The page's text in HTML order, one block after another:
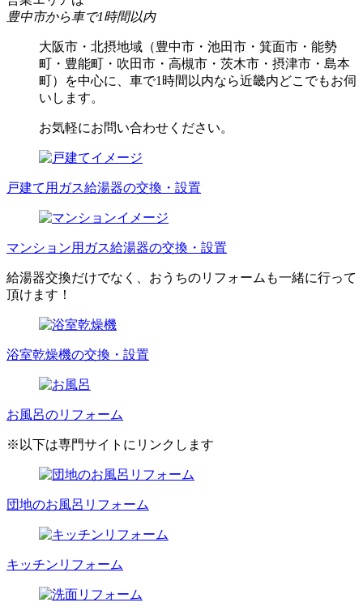
豊中市から車で1時間以内
大阪市・北摂地域（豊中市・池田市・箕面市・能勢
町・豊能町・吹田市・高槻市・茨木市・摂津市・島本
町）を中心に、車で1時間以内なら近畿内どこでもお伺
いします。
お気軽にお問い合わせください。
戸建て用ガス給湯器の交換・設置
マンション用ガス給湯器の交換・設置
給湯器交換だけでなく、おうちのリフォームも一緒に行って
頂けます！
浴室乾燥機の交換・設置
お風呂のリフォーム
※以下は専門サイトにリンクします
団地のお風呂リフォーム
キッチンリフォーム